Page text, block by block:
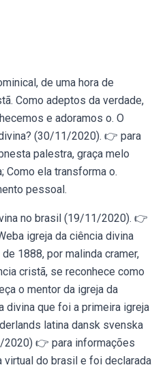
de uma hora de
Como adeptos da verdade,
e adoramos o. O
(30/11/2020). 👉 para
palestra, graça melo
Como ela transforma o.
pessoal.
no brasil (19/11/2020). 👉
igreja da ciência divina
1888, por malinda cramer,
cristã, se reconhece como
o mentor da igreja da
que foi a primeira igreja
latina dansk svenska
2020) 👉 para informações
virtual do brasil e foi declarada